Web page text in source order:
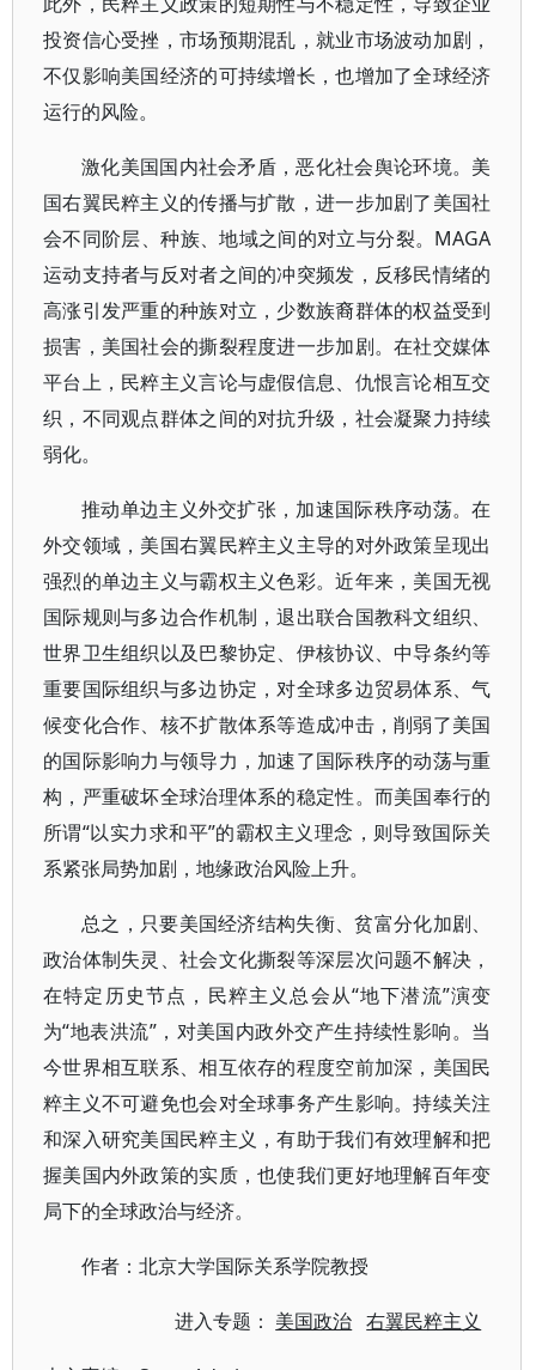
投资信心受挫，市场预期混乱，就业市场波动加剧，
不仅影响美国经济的可持续增长，也增加了全球经济
运行的风险。
激化美国国内社会矛盾，恶化社会舆论环境。美
国右翼民粹主义的传播与扩散，进一步加剧了美国社
会不同阶层、种族、地域之间的对立与分裂。MAGA
运动支持者与反对者之间的冲突频发，反移民情绪的
高涨引发严重的种族对立，少数族裔群体的权益受到
损害，美国社会的撕裂程度进一步加剧。在社交媒体
平台上，民粹主义言论与虚假信息、仇恨言论相互交
织，不同观点群体之间的对抗升级，社会凝聚力持续
弱化。
推动单边主义外交扩张，加速国际秩序动荡。在
外交领域，美国右翼民粹主义主导的对外政策呈现出
强烈的单边主义与霸权主义色彩。近年来，美国无视
国际规则与多边合作机制，退出联合国教科文组织、
世界卫生组织以及巴黎协定、伊核协议、中导条约等
重要国际组织与多边协定，对全球多边贸易体系、气
候变化合作、核不扩散体系等造成冲击，削弱了美国
的国际影响力与领导力，加速了国际秩序的动荡与重
构，严重破坏全球治理体系的稳定性。而美国奉行的
所谓“以实力求和平”的霸权主义理念，则导致国际关
系紧张局势加剧，地缘政治风险上升。
总之，只要美国经济结构失衡、贫富分化加剧、
政治体制失灵、社会文化撕裂等深层次问题不解决，
在特定历史节点，民粹主义总会从“地下潜流”演变
为“地表洪流”，对美国内政外交产生持续性影响。当
今世界相互联系、相互依存的程度空前加深，美国民
粹主义不可避免也会对全球事务产生影响。持续关注
和深入研究美国民粹主义，有助于我们有效理解和把
握美国内外政策的实质，也使我们更好地理解百年变
局下的全球政治与经济。
作者：北京大学国际关系学院教授
进入专题： 美国政治 右翼民粹主义